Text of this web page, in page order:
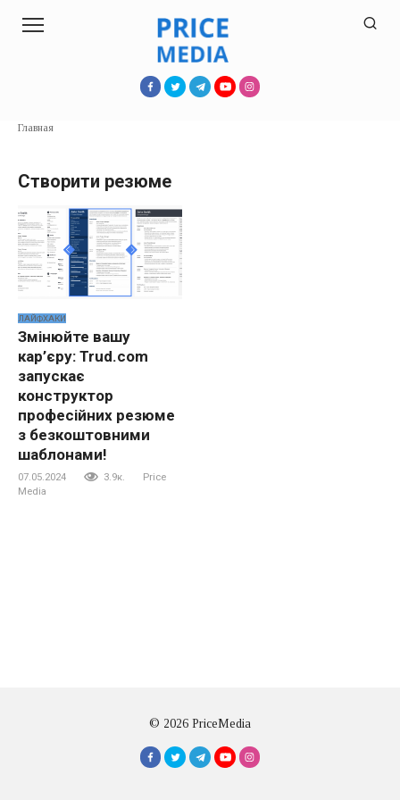
Главная
Створити резюме
ЛАЙФХАКИ
Змінюйте вашу
кар’єру: Trud.com
запускає
конструктор
професійних резюме
з безкоштовними
шаблонами!
07.05.2024 3.9к.
Price
Media
© 2026 PriceMedia